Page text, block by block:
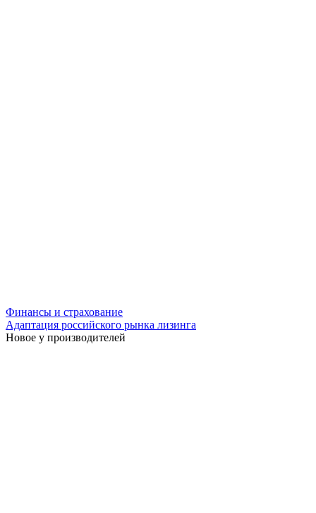
Финансы и страхование
Адаптация российского рынка лизинга
Новое у производителей